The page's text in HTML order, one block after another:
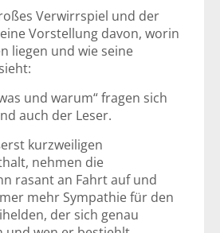
Verwirrspiel und der
Vorstellung davon, worin
liegen und wie seine
und warum“ fragen sich
auch der Leser.
kurzweiligen
nehmen die
rasant an Fahrt auf und
mehr Sympathie für den
der sich genau